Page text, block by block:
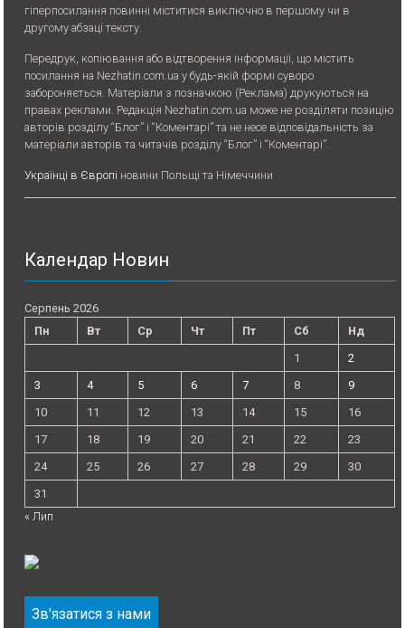
гіперпосилання повинні міститися виключно в першому чи в
другому абзаці тексту.
Передрук, копiювання або вiдтворення iнформацiї, що мiстить
посилання на Nezhatin.com.ua у будь-якiй формi суворо
забороняється. Матеріали з позначкою (Реклама) друкуються на
правах реклами. Редакція Nezhatin.com.ua може не розділяти позицію
авторів розділу “Блог” і “Коментарі” та не несе відповідальність за
матеріали авторів та читачів розділу “Блог” і “Коментарі”.
Українці в Європі новини Польщі та Німеччини
Календар Новин
Серпень 2026
Пн
Вт Ср Чт Пт Сб
Нд
1
2
3
4 5 6 7 8
9
10
11 12 13 14 15
16
17
18 19 20 21 22
23
24
25 26 27 28 29
30
31
« Лип
Зв'язатися з нами